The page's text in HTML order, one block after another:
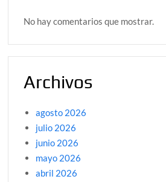
No hay comentarios que mostrar.
Archivos
agosto 2026
julio 2026
junio 2026
mayo 2026
abril 2026